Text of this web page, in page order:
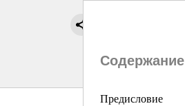
Содержание
Предисловие